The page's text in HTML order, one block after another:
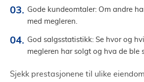
Gode kundeomtaler: Om andre
med megleren.
God salgsstatistikk: Se hvor og
megleren har solgt og hva de ble
Sjekk prestasjonene til ulike